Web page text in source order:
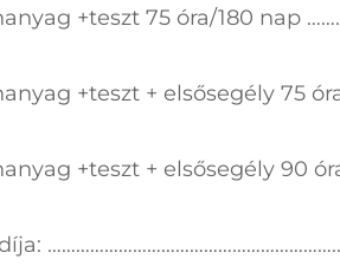
+teszt 75 óra/180 nap
+teszt + elsősegély 75 óra/
+teszt + elsősegély 90